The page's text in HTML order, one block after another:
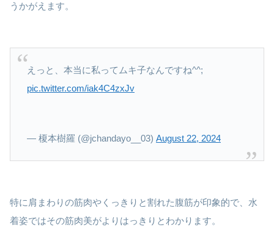
うかがえます。
えっと、本当に私ってムキ子なんですね^^;
pic.twitter.com/iak4C4zxJv
— 榎本樹羅 (@jchandayo__03) August 22, 2024
特に肩まわりの筋肉やくっきりと割れた腹筋が印象的で、水
着姿ではその筋肉美がよりはっきりとわかります。